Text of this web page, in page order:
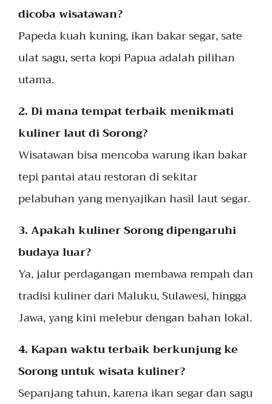
dicoba wisatawan?
Papeda kuah kuning, ikan bakar segar, sate
ulat sagu, serta kopi Papua adalah pilihan
utama.
2. Di mana tempat terbaik menikmati
kuliner laut di Sorong?
Wisatawan bisa mencoba warung ikan bakar
tepi pantai atau restoran di sekitar
pelabuhan yang menyajikan hasil laut segar.
3. Apakah kuliner Sorong dipengaruhi
budaya luar?
Ya, jalur perdagangan membawa rempah dan
tradisi kuliner dari Maluku, Sulawesi, hingga
Jawa, yang kini melebur dengan bahan lokal.
4. Kapan waktu terbaik berkunjung ke
Sorong untuk wisata kuliner?
Sepanjang tahun, karena ikan segar dan sagu